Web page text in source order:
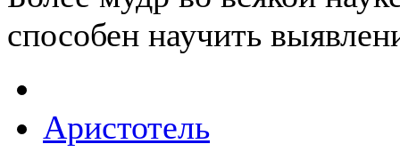
способен научить
Аристотель